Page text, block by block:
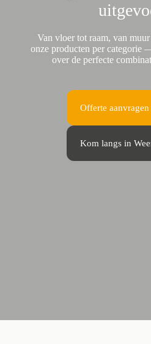
Van vloer tot raam, van
onze producten per categorie
over de perfecte
Offerte aanvragen
Kom langs in